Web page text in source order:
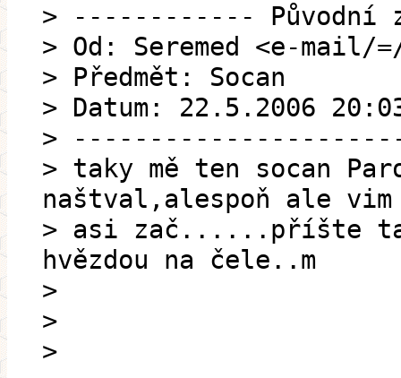
> ------------ Původní
> Od: Seremed <e-mail/
> Předmět: Socan
> Datum: 22.5.2006
>
> taky mě ten socan
naštval,alespoň ale
> asi zač......příšte
hvězdou na čele..m
>
>
>